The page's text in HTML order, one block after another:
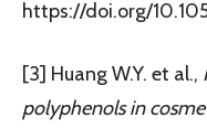
https://doi.org/
[3] Huang W.Y. et al.,
polyphenols in